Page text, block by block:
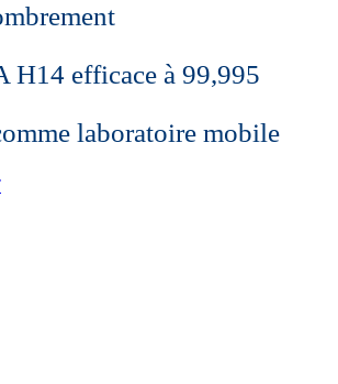
H14 efficace à 99,995
laboratoire mobile